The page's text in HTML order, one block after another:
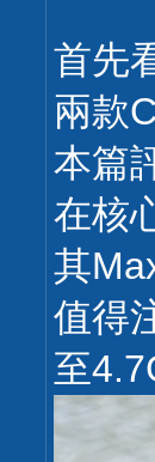
首先
兩款
本篇
在核
其
值得
至